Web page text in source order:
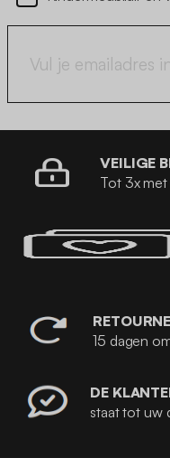
VEILIGE
Tot 3x met
15 dagen
DE
staat tot uw